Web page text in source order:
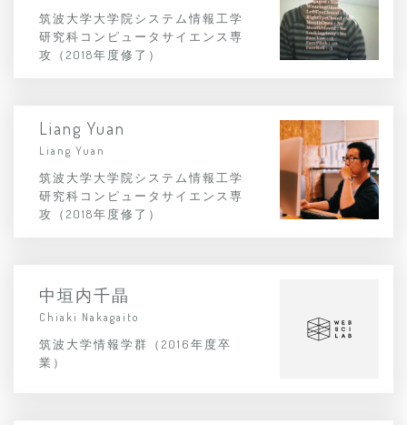
筑波大学大学院システム情報工学
研究科コンピュータサイエンス専
攻（2018年度修了）
Liang Yuan
Liang Yuan
筑波大学大学院システム情報工学
研究科コンピュータサイエンス専
攻（2018年度修了）
中垣内千晶
Chiaki Nakagaito
筑波大学情報学群（2016年度卒
業）